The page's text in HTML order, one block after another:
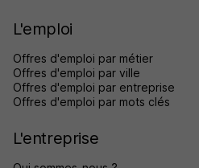
L'emploi
Offres d'emploi par métier
Offres d'emploi par ville
Offres d'emploi par entreprise
Offres d'emploi par mots clés
L'entreprise